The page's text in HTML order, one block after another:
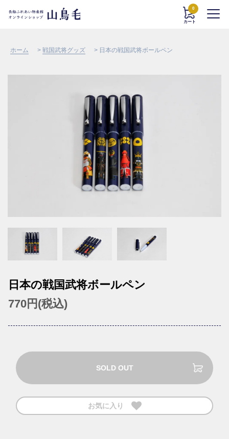
カート
0
ホーム > 戦国武将グッズ > 日本の戦国武将ボールペン
日本の戦国武将ボールペン
770円(税込)
SOLD OUT
お気に入り